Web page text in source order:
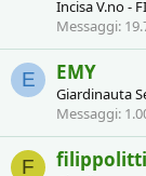
Incisa V.no -
Messaggi
E EMY
Giardinauta
Messaggi
F filippolitti